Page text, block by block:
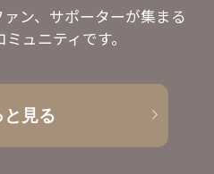
ン、サポーターが集まる
ュニティです。
と見る